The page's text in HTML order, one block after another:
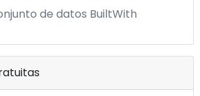
de datos BuiltWith